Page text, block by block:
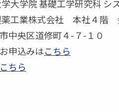
院 基礎工学研究科 シス
薬工業株式会社 本社４階
道修町４-７-１０
申込みはこちら
こちら